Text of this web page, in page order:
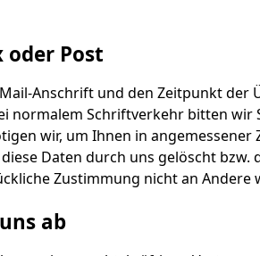
oder Post
Anschrift und den Zeitpunkt der
normalem Schriftverkehr bitten wir
wir, um Ihnen in
Daten durch uns gelöscht
Zustimmung nicht an Andere
ab